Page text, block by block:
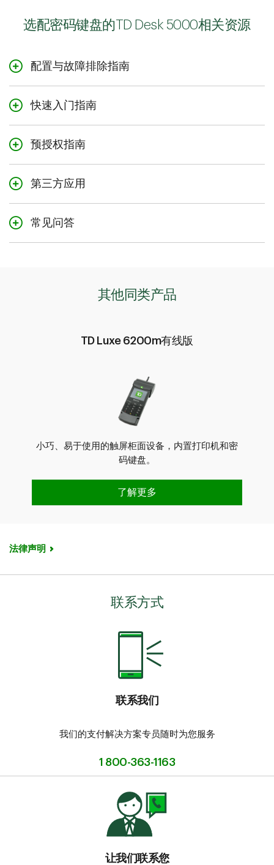
选配密码键盘的TD Desk 5000相关资源
配置与故障排除指南
查看配置和故障排除指南
快速入门指南
查看快速入门指南
预授权指南
查看预授权指南
第三方应用
第三方应用
常见问答
查看常见问答
其他同类产品
TD Luxe 6200m有线版
小巧、易于使用的触屏柜面设备，内置打印机和密
码键盘。
TD Luxe 6200m有线版
了解更多
法律声明
联系方式
联系我们
我们的支付解决方案专员随时为您服务
1 800-363-1163
让我们联系您